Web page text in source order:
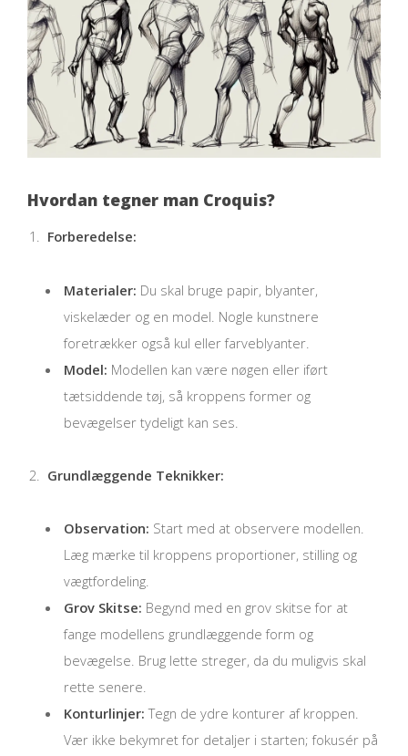
Hvordan tegner man Croquis?
Forberedelse:
Materialer: Du skal bruge papir, blyanter,
viskelæder og en model. Nogle kunstnere
foretrækker også kul eller farveblyanter.
Model: Modellen kan være nøgen eller iført
tætsiddende tøj, så kroppens former og
bevægelser tydeligt kan ses.
Grundlæggende Teknikker:
Observation: Start med at observere modellen.
Læg mærke til kroppens proportioner, stilling og
vægtfordeling.
Grov Skitse: Begynd med en grov skitse for at
fange modellens grundlæggende form og
bevægelse. Brug lette streger, da du muligvis skal
rette senere.
Konturlinjer: Tegn de ydre konturer af kroppen.
Vær ikke bekymret for detaljer i starten; fokusér på